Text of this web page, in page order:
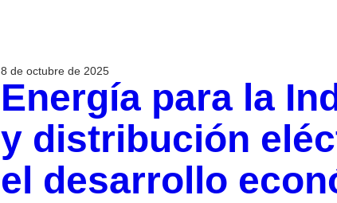
8 de octubre de 2025
Energía para la
y distribución
el desarrollo